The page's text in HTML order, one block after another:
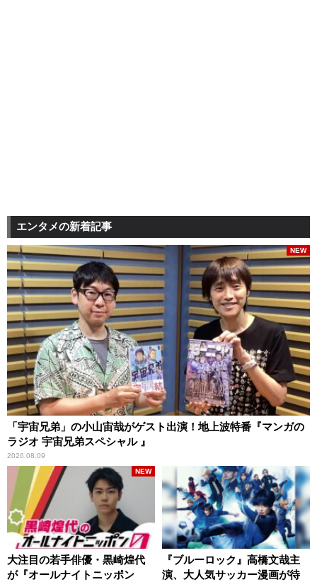
エンタメの新着記事
「宇宙兄弟」の小山宙哉がゲスト出演！地上波特番『マンガの
ラジオ 宇宙兄弟スペシャル 』
2026.08.09
NEW
大注目の若手俳優・黒崎煌代
が『オールナイトニッポン
NEW
『ブルーロック』高橋文哉主
演、大人気サッカー漫画が待